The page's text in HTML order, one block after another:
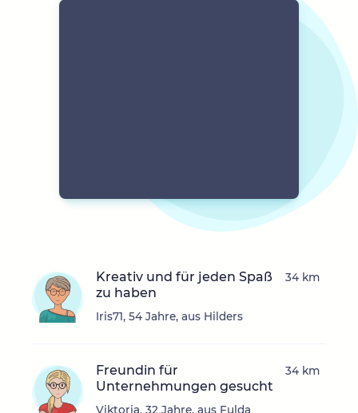
Kreativ und für jeden Spaß
zu haben
Iris71, 54 Jahre, aus Hilders
34 km
Freundin für
Unternehmungen gesucht
Viktoria, 32 Jahre, aus Fulda
34 km